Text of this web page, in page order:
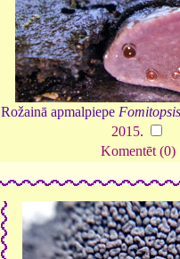
Rožainā apmalpiepe
2015.
Komentēt (0)